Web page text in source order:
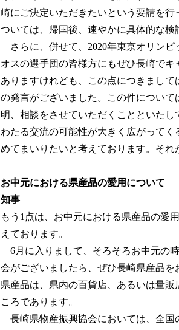
崎にご決定いただきたいという要請を
ついては、帰国後、速やかに具体的な検
さらに、併せて、2020年東京オリンピ
オスの選手団の皆様方にもぜひ長崎で
ありますけれども、この点につきまし
の発言がございました。この件につい
明、相談をさせていただくことといた
わたる交流の可能性が大きく広がって
めてまいりたいと考えております。それ
お中元における県産品の愛用について
知事
もう1点は、お中元における県産品の愛
えております。
6月に入りまして、そろそろお中元の
会がございましたら、ぜひ長崎県産品を
県産品は、県内の百貨店、あるいは量
ころであります。
長崎県物産振興協会においては、全国